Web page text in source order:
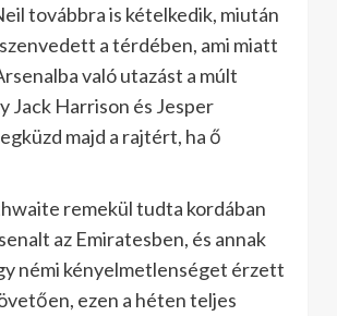
továbbra is kételkedik, miután
a térdében, ami miatt
való utazást a múlt
Jack Harrison és Jesper
majd a rajtért, ha ő
remekül tudta kordában
az Emiratesben, és annak
némi kényelmetlenséget érzett
ezen a héten teljes